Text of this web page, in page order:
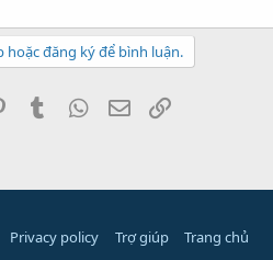
hoặc đăng ký để bình luận.
PinterestTumblr WhatsApp
Email
Privacy policy Trợ giúp Trang chủ